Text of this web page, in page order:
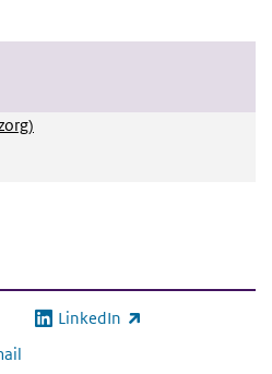
link) LinkedIn
(externe link)